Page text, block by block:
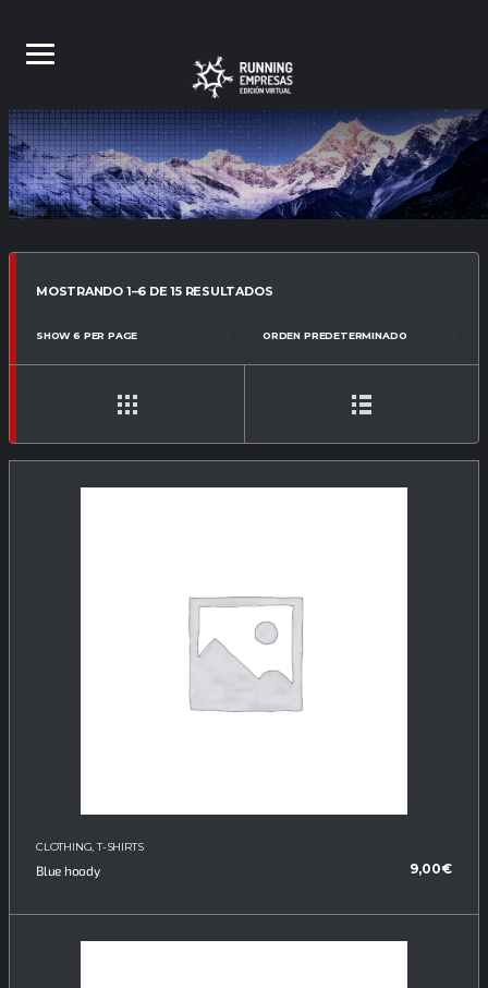
MOSTRANDO 1–6 DE 15 RESULTADOS
CLOTHING,T-SHIRTS
Blue hoody 9,00€